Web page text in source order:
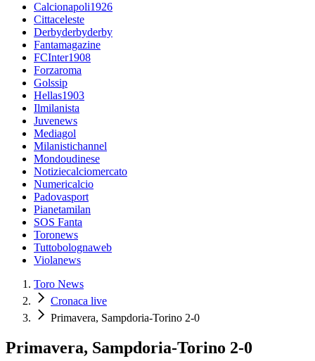
Calcionapoli1926
Cittaceleste
Derbyderbyderby
Fantamagazine
FCInter1908
Forzaroma
Golssip
Hellas1903
Ilmilanista
Juvenews
Mediagol
Milanistichannel
Mondoudinese
Notiziecalciomercato
Numericalcio
Padovasport
Pianetamilan
SOS Fanta
Toronews
Tuttobolognaweb
Violanews
Toro News
Cronaca live
Primavera, Sampdoria-Torino 2-0
Primavera, Sampdoria-Torino 2-0